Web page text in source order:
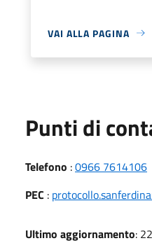
VAI ALLA PAGINA
Punti di
Telefono :0966 7614106
PEC :
Ultimo aggiornamento: